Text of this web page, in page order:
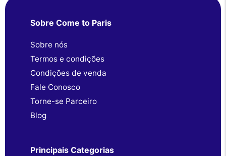
Sobre Come to Paris
Sobre nós
Termos e condições
Condições de venda
Fale Conosco
Torne-se Parceiro
Blog
Principais Categorias